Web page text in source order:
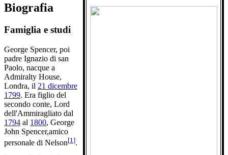
Biografia
Famiglia e studi
George Spencer, poi
padre Ignazio di san
Paolo, nacque a
Admiralty House,
Londra, il 21 dicembre
1799. Era figlio del
secondo conte, Lord
dell'Ammiragliato dal
1794 al 1800, George
John Spencer,amico
personale di Nelson[1].